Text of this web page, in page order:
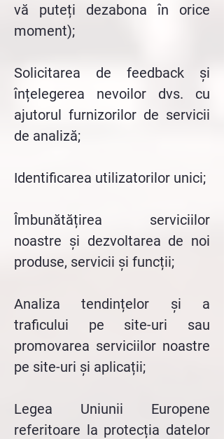
vă puteți dezabona în orice
moment);
Solicitarea de feedback și
înțelegerea nevoilor dvs. cu
ajutorul furnizorilor de servicii
de analiză;
Identificarea utilizatorilor unici;
Îmbunătățirea serviciilor
noastre și dezvoltarea de noi
produse, servicii și funcții;
Analiza tendințelor și a
traficului pe site-uri sau
promovarea serviciilor noastre
pe site-uri și aplicații;
Legea Uniunii Europene
referitoare la protecția datelor